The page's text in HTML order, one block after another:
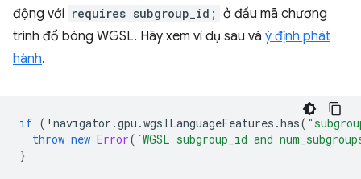
động với requires subgroup_id; ở đầu mã chương
trình đổ bóng WGSL. Hãy xem ví dụ sau và ý định phát
hành.
if ( ! navigator .gpu .wgslLanguageFeatures .has(
throw new Error( `WGSL subgroup_id and
}